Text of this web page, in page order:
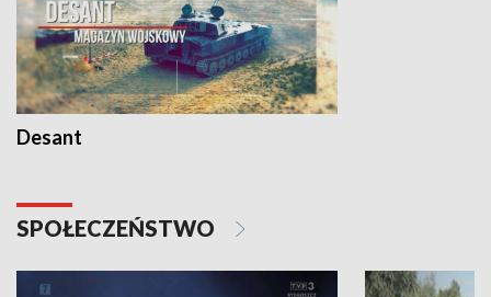
Desant
SPOŁECZEŃSTWO